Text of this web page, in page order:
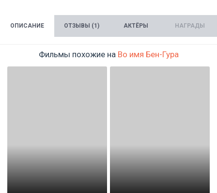
ОПИСАНИЕ ОТЗЫВЫ (1) АКТЁРЫ НАГРАДЫ
Фильмы похожие на Во имя Бен-Гура